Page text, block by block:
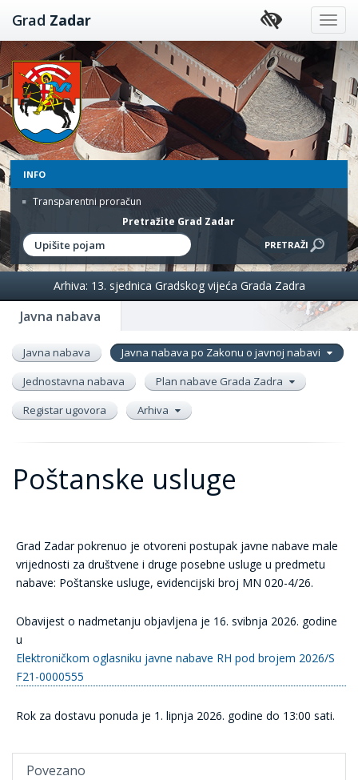
Preskoči
na
sadržaj
Grad Zadar
INFO
Transparentni proračun
Pretražite Grad Zadar
Javna nabava
Arhiva: 13. sjednica Gradskog vijeća Grada Zadra
Javna nabava
Javna nabava po Zakonu o javnoj nabavi
Jednostavna nabava
Plan nabave Grada Zadra
Registar ugovora
Arhiva
Poštanske usluge
Grad Zadar pokrenuo je otvoreni postupak javne nabave male
vrijednosti za društvene i druge posebne usluge u predmetu
nabave: Poštanske usluge, evidencijski broj MN 020-4/26.
Obavijest o nadmetanju objavljena je 16. svibnja 2026. godine
u
Elektroničkom oglasniku javne nabave RH pod brojem 2026/S
F21-0000555
Rok za dostavu ponuda je 1. lipnja 2026. godine do 13:00 sati.
Povezano